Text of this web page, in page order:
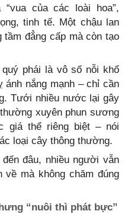
của các loài hoa”,
tinh tế. Một chậu lan
tầm đẳng cấp mà còn tạo
phái là vô số nỗi khổ
nắng mạnh – chỉ cần
Tưới nhiều nước lại gây
xuyên phun sương
giá thể riêng biệt – nói
loại cây thông thường.
đâu, nhiều người vẫn
về mà không chăm đúng
“nuôi thì phát bực”